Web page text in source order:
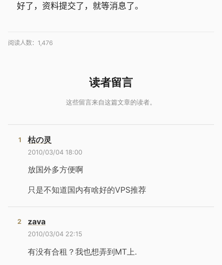
好了，资料提交了，就等消息了。
阅读人数： 1,476
枯の灵
2010/03/04 18:00
放国外多方便啊
只是不知道国内有啥好的VPS推荐
zava
2010/03/04 22:15
有没有合租？我也想弄到MT上.